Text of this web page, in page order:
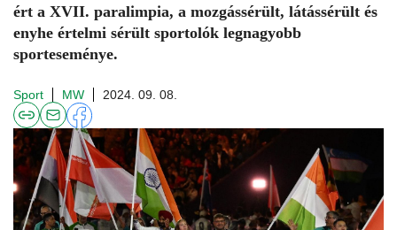
ért a XVII. paralimpia, a mozgássérült, látássérült és
enyhe értelmi sérült sportolók legnagyobb
sporteseménye.
Sport MW 2024. 09. 08.